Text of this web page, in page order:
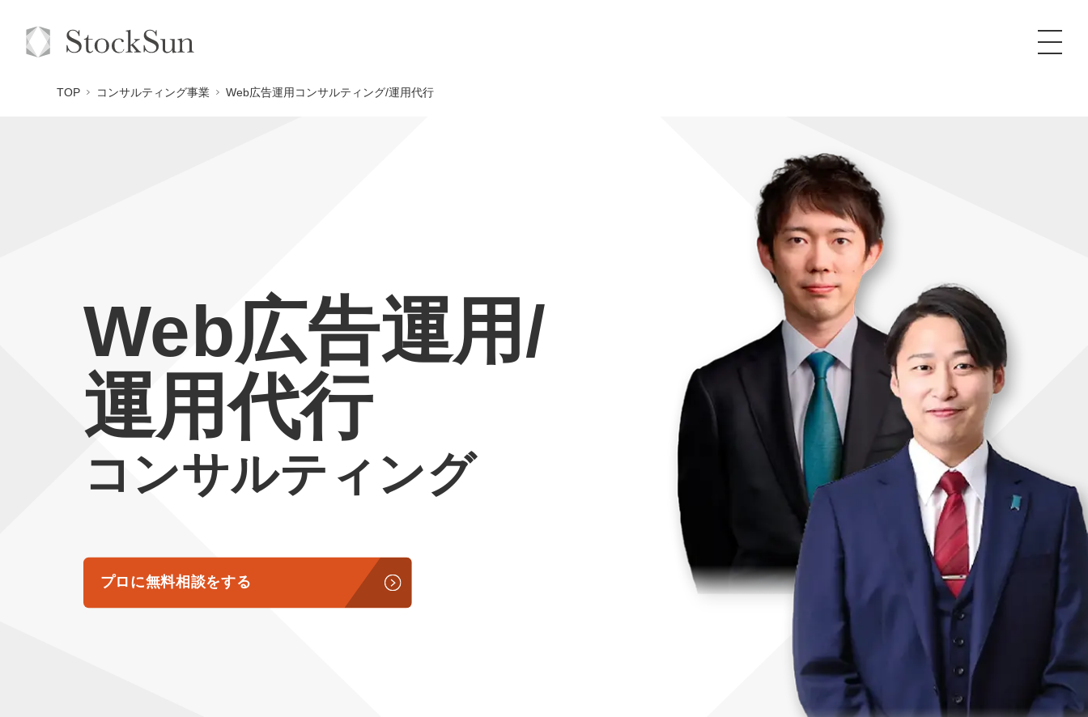
コンサルタント一覧
品質ガイドライン
社内コンペ
定額制Webマーケティング代行『マキトルくん』
定額制営業代行『カリトルくん』
定額制採用代行・RPO『トルトルくん』
営業改善特化の動画制作『動画でカリトルくん』
定額LINE運用代行『LINEマキトルくん』
格安でAI導入支援『あいのりAI』
拡散付1日密着動画制作『まるごと社長』
1本無料で記事を制作『SEOトライアル』
定額制LP制作・改善『最強LP』
採用YouTubeチャンネル構築『トリトル』
お役立ち資料
料金表 広告運用
YouTubeディレクター
年収エージェント
ミッション・ビジョン・バリュー
代表メッセージ（岩野圭佑）
認定パートナー
動画ディレクター
TOP コンサルティング事業 Web広告運用コンサルティング/運用代行
Web広告運用/
運用代行
コンサルティング
プロに無料相談をする